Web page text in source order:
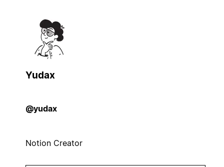
Yudax
@yudax
Notion Creator